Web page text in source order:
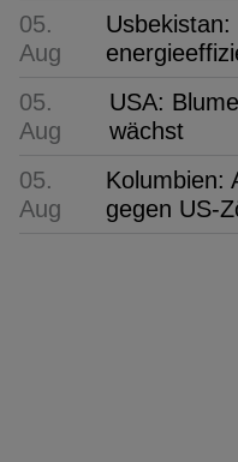
05.
Aug
05.
Aug
USA:
wächst
05.
Aug
Kolumbien:
gegen US-